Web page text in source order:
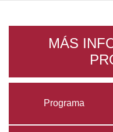
MÁS
Programa